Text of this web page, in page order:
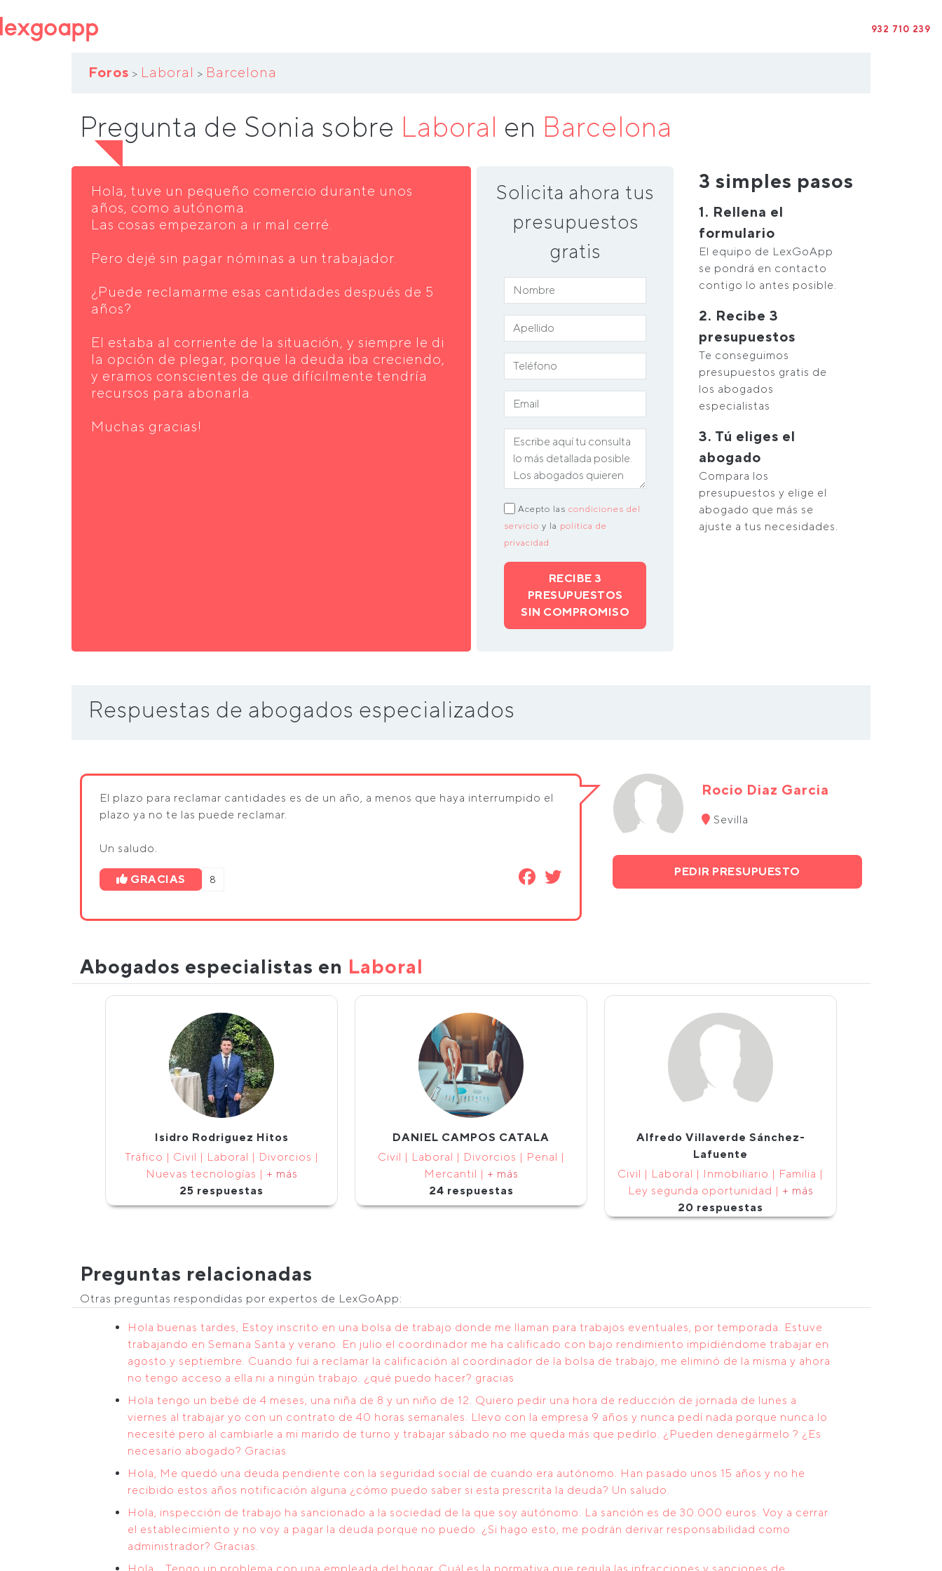
932 710 239
Foros > Laboral > Barcelona
Pregunta de Sonia sobre Laboral en Barcelona
Hola, tuve un pequeño comercio durante unos
años, como autónoma.
Las cosas empezaron a ir mal cerré.
Pero dejé sin pagar nóminas a un trabajador.
¿Puede reclamarme esas cantidades después de 5
años?
El estaba al corriente de la situación, y siempre le di
la opción de plegar, porque la deuda iba creciendo,
y eramos conscientes de que difícilmente tendría
recursos para abonarla.
Muchas gracias!
Solicita ahora tus
presupuestos
gratis
Acepto las condiciones del
servicio y la política de
privacidad
RECIBE 3
PRESUPUESTOS
SIN COMPROMISO
3 simples pasos
1. Rellena el
formulario
El equipo de LexGoApp
se pondrá en contacto
contigo lo antes posible.
2. Recibe 3
presupuestos
Te conseguimos
presupuestos gratis de
los abogados
especialistas
3. Tú eliges el
abogado
Compara los
presupuestos y elige el
abogado que más se
ajuste a tus necesidades.
Respuestas de abogados especializados
El plazo para reclamar cantidades es de un año, a menos que haya interrumpido el
plazo ya no te las puede reclamar.
Un saludo.
GRACIAS 8
Rocio Diaz Garcia
Sevilla
PEDIR PRESUPUESTO
Abogados especialistas en Laboral
Isidro Rodriguez Hitos
Tráfico | Civil | Laboral | Divorcios |
Nuevas tecnologías | + más
25 respuestas
DANIEL CAMPOS CATALA
Civil | Laboral | Divorcios | Penal |
Mercantil | + más
24 respuestas
Alfredo Villaverde Sánchez-
Lafuente
Civil | Laboral | Inmobiliario | Familia |
Ley segunda oportunidad | + más
20 respuestas
Preguntas relacionadas
Otras preguntas respondidas por expertos de LexGoApp:
Hola buenas tardes, Estoy inscrito en una bolsa de trabajo donde me llaman para trabajos eventuales, por temporada. Estuve
trabajando en Semana Santa y verano. En julio el coordinador me ha calificado con bajo rendimiento impidiéndome trabajar en
agosto y septiembre. Cuando fui a reclamar la calificación al coordinador de la bolsa de trabajo, me eliminó de la misma y ahora
no tengo acceso a ella ni a ningún trabajo. ¿qué puedo hacer? gracias
Hola tengo un bebé de 4 meses, una niña de 8 y un niño de 12. Quiero pedir una hora de reducción de jornada de lunes a
viernes al trabajar yo con un contrato de 40 horas semanales. Llevo con la empresa 9 años y nunca pedí nada porque nunca lo
necesité pero al cambiarle a mi marido de turno y trabajar sábado no me queda más que pedirlo. ¿Pueden denegármelo ? ¿Es
necesario abogado? Gracias
Hola, Me quedó una deuda pendiente con la seguridad social de cuando era autónomo. Han pasado unos 15 años y no he
recibido estos años notificación alguna ¿cómo puedo saber si esta prescrita la deuda? Un saludo.
Hola, inspección de trabajo ha sancionado a la sociedad de la que soy autónomo. La sanción es de 30.000 euros. Voy a cerrar
el establecimiento y no voy a pagar la deuda porque no puedo. ¿Si hago esto, me podrán derivar responsabilidad como
administrador? Gracias.